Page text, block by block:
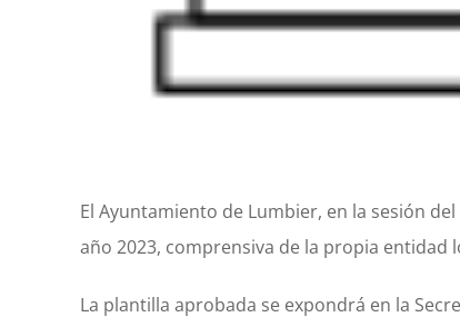
El Ayuntamiento de Lumbier, en la sesión
año 2023, comprensiva de la propia entidad
La plantilla aprobada se expondrá en la